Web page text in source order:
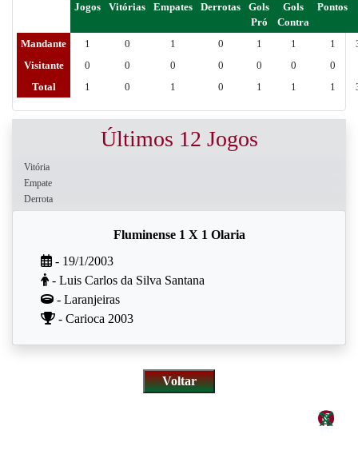
Jogos Vitórias Empates Derrotas
Gols
Pró
Gols
Contra
Pontos
Mandante 1 0 1 0 1 1 1
Visitante
0 0 0 0 0 0
0
Total
1 0 1 0 1 1 1
Últimos 12 Jogos
Vitória
Empate
Derrota
Fluminense 1 X 1 Olaria
- 19/1/2003
- Luis Carlos da Silva Santana
- Laranjeiras
- Carioca 2003